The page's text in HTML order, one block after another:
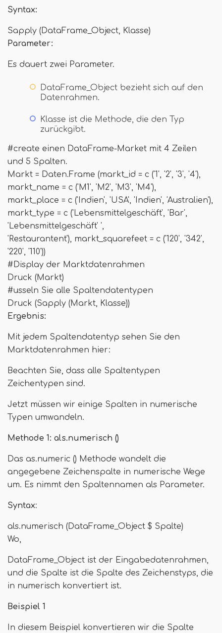
Syntax:
Sapply (DataFrame_Object, Klasse)
Parameter:
Es dauert zwei Parameter.
DataFrame_Object bezieht sich auf den
Datenrahmen.
Klasse ist die Methode, die den Typ
zurückgibt.
#create einen DataFrame-Market mit 4 Zeilen
und 5 Spalten.
Markt = Daten.Frame (markt_id = c ('1', '2', '3', '4'),
markt_name = c ('M1', 'M2', 'M3', 'M4'),
markt_place = c ('Indien', 'USA', 'Indien', 'Australien'),
markt_type = c ('Lebensmittelgeschäft', 'Bar',
'Lebensmittelgeschäft' ',
'Restaurantent'), markt_squarefeet = c ('120', '342',
'220', '110'))
#Display der Marktdatenrahmen
Druck (Markt)
#usseln Sie alle Spaltendatentypen
Druck (Sapply (Markt, Klasse))
Ergebnis:
Mit jedem Spaltendatentyp sehen Sie den
Marktdatenrahmen hier:
Beachten Sie, dass alle Spaltentypen
Zeichentypen sind.
Jetzt müssen wir einige Spalten in numerische
Typen umwandeln.
Methode 1: als.numerisch ()
Das as.numeric () Methode wandelt die
angegebene Zeichenspalte in numerische Wege
um. Es nimmt den Spaltennamen als Parameter.
Syntax:
als.numerisch (DataFrame_Object $ Spalte)
Wo,
DataFrame_Object ist der Eingabedatenrahmen,
und die Spalte ist die Spalte des Zeichenstyps, die
in numerisch konvertiert ist.
Beispiel 1
In diesem Beispiel konvertieren wir die Spalte